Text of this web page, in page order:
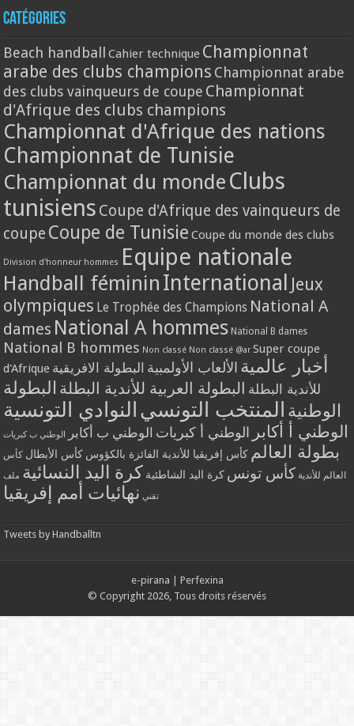
Catégories
Beach handball Cahier technique Championnat
arabe des clubs champions Championnat arabe
des clubs vainqueurs de coupe Championnat
d'Afrique des clubs champions
Championnat d'Afrique des nations
Championnat de Tunisie
Championnat du monde Clubs
tunisiens Coupe d'Afrique des vainqueurs de
coupe Coupe de Tunisie Coupe du monde des clubs
Division d'honneur hommes Equipe nationale
Handball féminin International
Jeux
olympiques Le Trophée des Champions National A
dames National A hommes National B dames
National B hommes Non classé Non classé @ar Super coupe
d'Afrique
أخبار عالمية الألعاب الأولمبية البطولة الافريقية
للأندية البطلة البطولة العربية للأندية البطلة البطولة
الوطنية المنتخب التونسي النوادي التونسية
الوطني أ أكابر الوطني أ كبريات الوطني ب أكابر الوطني ب كبريات
بطولة العالم كأس إفريقيا للأندية الفائزة بالكؤوس كأس الأبطال كأس
العالم للأندية كأس تونس كرة اليد الشاطئية كرة اليد النسائية ملف
تقني نهائيات أمم إفريقيا
Tweets by Handballtn
e-pirana
Perfexina
© Copyright 2026, Tous droits réservés